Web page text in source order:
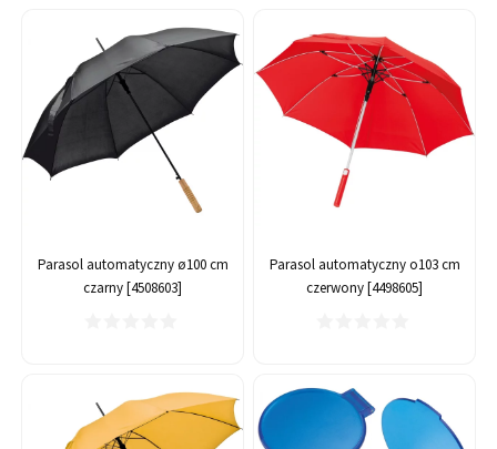
Parasol automatyczny ø100 cm
czarny [4508603]
Parasol automatyczny o103 cm
czerwony [4498605]